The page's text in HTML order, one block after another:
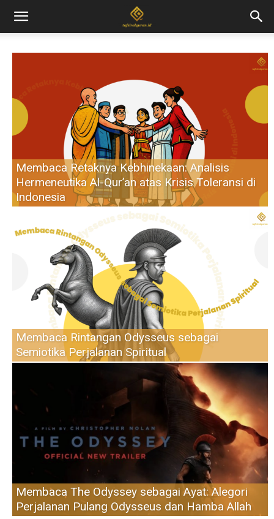
Membaca Retaknya Kebhinekaan: Analisis
Hermeneutika Al-Qur’an atas Krisis Toleransi di
Indonesia
Membaca Rintangan Odysseus sebagai
Semiotika Perjalanan Spiritual
Membaca The Odyssey sebagai Ayat: Alegori
Perjalanan Pulang Odysseus dan Hamba Allah